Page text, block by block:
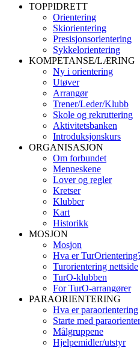
TOPPIDRETT
Orientering
Skiorientering
Presisjonsorientering
Sykkelorientering
KOMPETANSE/LÆRING
Ny i orientering
Utøver
Arrangør
Trener/Leder/Klubb
Skole og rekruttering
Aktivitetsbanken
Introduksjonskurs
ORGANISASJON
Om forbundet
Menneskene
Lover og regler
Kretser
Klubber
Kart
Historikk
MOSJON
Mosjon
Hva er
Turorientering nettside
TurO-klubben
For TurO-arrangører
PARAORIENTERING
Hva er paraorientering
Starte med
Målgruppene
Hjelpemidler/utstyr